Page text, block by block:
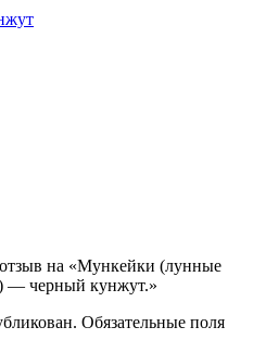
на «Мункейки (лунные
— черный кунжут.»
Обязательные поля